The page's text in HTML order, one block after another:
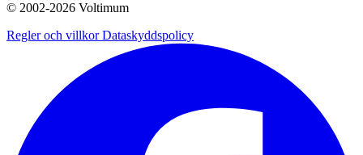
© 2002-2026 Voltimum
Regler och villkorDataskyddspolicy